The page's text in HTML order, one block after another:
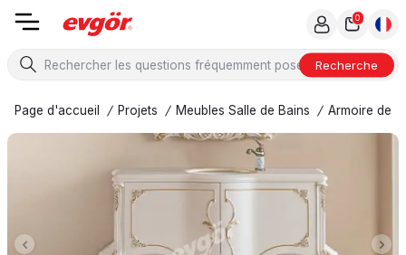
Recherche
0
Page d'accueil / Projets / Meubles Salle de Bains / Armoire de